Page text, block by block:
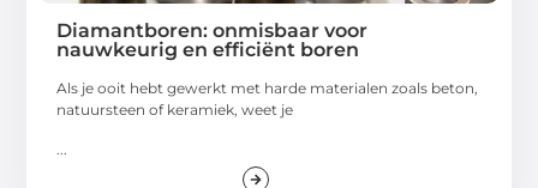
Diamantboren: onmisbaar voor
nauwkeurig en efficiënt boren
Als je ooit hebt gewerkt met harde materialen zoals beton,
natuursteen of keramiek, weet je